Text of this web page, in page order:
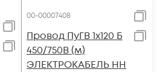
00-00007408
Провод ПуГВ 1х120 Б
450/750В (м)
ЭЛЕКТРОКАБЕЛЬ НН